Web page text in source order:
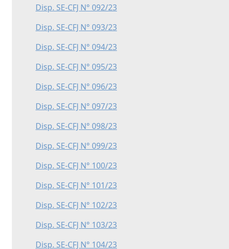
Disp. SE-CFJ N° 092/23
Disp. SE-CFJ N° 093/23
Disp. SE-CFJ N° 094/23
Disp. SE-CFJ N° 095/23
Disp. SE-CFJ N° 096/23
Disp. SE-CFJ N° 097/23
Disp. SE-CFJ N° 098/23
Disp. SE-CFJ N° 099/23
Disp. SE-CFJ N° 100/23
Disp. SE-CFJ N° 101/23
Disp. SE-CFJ N° 102/23
Disp. SE-CFJ N° 103/23
Disp. SE-CFJ N° 104/23